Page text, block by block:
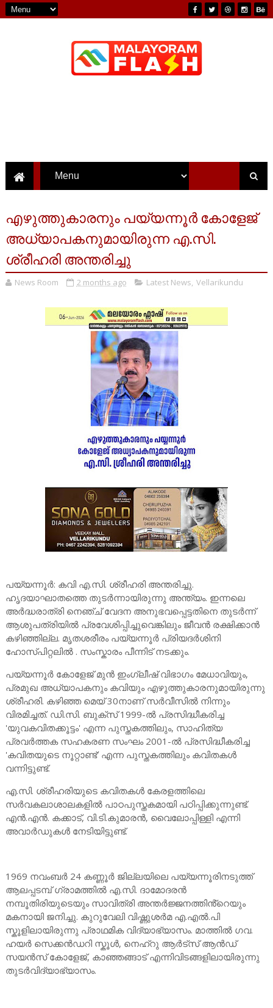
എഴുത്തുകാരനും പയ്യന്നൂർ കോളേജ്
അധ്യാപകനുമായിരുന്ന എ.സി.
ശ്രീഹരി അന്തരിച്ചു
News Room 2 months ago Latest News, Vellarikundu
പയ്യന്നൂർ: കവി എ.സി. ശ്രീഹരി അന്തരിച്ചു.
ഹൃദയാഘാതത്തെ തുടർന്നായിരുന്നു അന്ത്യം. ഇന്നലെ
അർദ്ധരാത്രി നെഞ്ച് വേദന അനുഭവപ്പെട്ടതിനെ തുടർന്ന്
ആശുപത്രിയിൽ പ്രവേശിപ്പിച്ചുവെങ്കിലും ജീവൻ രക്ഷിക്കാൻ
കഴിഞ്ഞില്ല. മൃതശരീരം പയ്യന്നൂർ പ്രിയദർശിനി
ഹോസ്പിറ്റലിൽ . സംസ്കാരം പീന്നിട് നടക്കും.
പയ്യന്നൂർ കോളേജ് മുൻ ഇംഗ്ലീഷ് വിഭാഗം മേധാവിയും,
പ്രമുഖ അധ്യാപകനും കവിയും എഴുത്തുകാരനുമായിരുന്നു
ശ്രീഹരി. കഴിഞ്ഞ മെയ് 30നാണ് സർവീസിൽ നിന്നും
വിരമിച്ചത്. ഡി.സി. ബുക്സ് 1999-ൽ പ്രസിദ്ധീകരിച്ച
'യുവകവിതക്കൂട്ടം' എന്ന പുസ്തകത്തിലും, സാഹിത്യ
പ്രവർത്തക സഹകരണ സംഘം 2001-ൽ പ്രസിദ്ധീകരിച്ച
'കവിതയുടെ നൂറ്റാണ്ട്' എന്ന പുസ്തകത്തിലും കവിതകൾ
വന്നിട്ടുണ്ട്.
എ.സി. ശ്രീഹരിയുടെ കവിതകൾ കേരളത്തിലെ
സർവകലാശാലകളിൽ പാഠപുസ്തകമായി പഠിപ്പിക്കുന്നുണ്ട്.
എൻ.എൻ. കക്കാട്, വി.ടി.കുമാരൻ, വൈലോപ്പിള്ളി എന്നി
അവാർഡുകൾ നേടിയിട്ടുണ്ട്.
1969 നവംബർ 24 കണ്ണൂർ ജില്ലയിലെ പയ്യന്നൂരിനടുത്ത്‍
ആലപ്പടമ്പ് ഗ്രാമത്തിൽ എ.സി. ദാമോദരൻ
നമ്പൂതിരിയുടെയും സാവിത്രി അന്തർജ്ജനത്തിൻ്റെയും
മകനായി ജനിച്ചു. കുറുവേലി വിഷ്ണുശർമ എ.എൽ.പി
സ്കൂളിലായിരുന്നു പ്രാഥമിക വിദ്യാഭ്യാസം. മാത്തിൽ ഗവ.
ഹയർ സെക്കൻഡറി സ്കൂൾ, നെഹ്റു ആർട്സ് ആൻഡ്
സയൻസ് കോളേജ്, കാഞ്ഞങ്ങാട് എന്നിവിടങ്ങളിലായിരുന്നു
തുടർവിദ്യാഭ്യാസം.